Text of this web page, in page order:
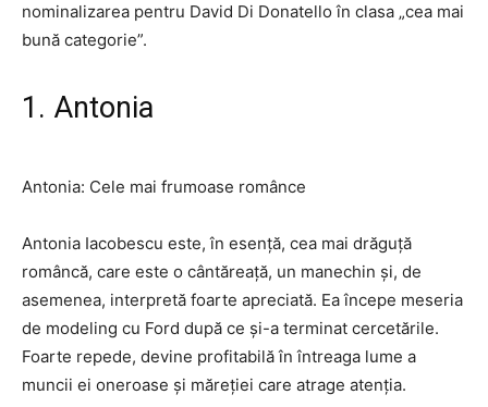
nominalizarea pentru David Di Donatello în clasa „cea mai
bună categorie”.
1. Antonia
Antonia: Cele mai frumoase românce
Antonia Iacobescu este, în esență, cea mai drăguță
româncă, care este o cântăreață, un manechin și, de
asemenea, interpretă foarte apreciată. Ea începe meseria
de modeling cu Ford după ce și-a terminat cercetările.
Foarte repede, devine profitabilă în întreaga lume a
muncii ei oneroase și măreției care atrage atenția.